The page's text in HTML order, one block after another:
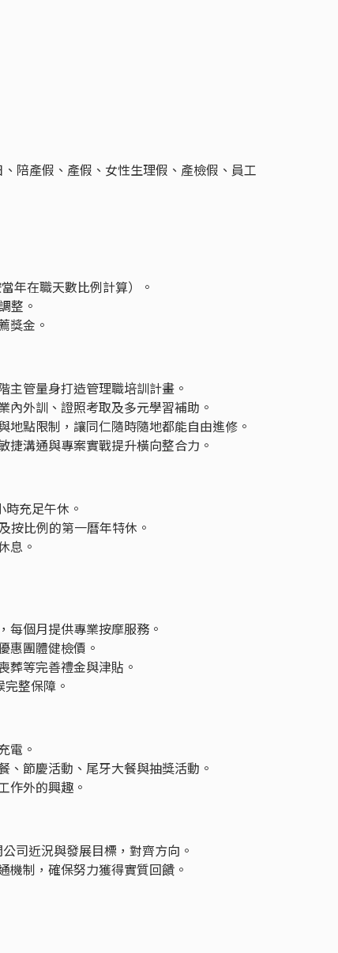
陪產假、產假、女性生理假、產檢假、員工
年在職天數比例計算）。
整。
獎金。
主管量身打造管理職培訓計畫。
內外訓、證照考取及多元學習補助。
地點限制，讓同仁隨時隨地都能自由進修。
捷溝通與專案實戰提升橫向整合力。
充足午休。
按比例的第一曆年特休。
息。
每個月提供專業按摩服務。
惠團體健檢價。
葬等完善禮金與津貼。
整保障。
電。
、節慶活動、尾牙大餐與抽獎活動。
作外的興趣。
司近況與發展目標，對齊方向。
機制，確保努力獲得實質回饋。